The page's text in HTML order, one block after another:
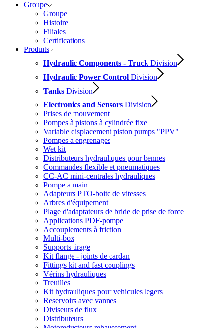
Groupe
Groupe
Histoire
Filiales
Certifications
Produits
Hydraulic Components - Truck Division
Hydraulic Power Control Division
Tanks Division
Electronics and Sensors Division
Prises de mouvement
Pompes à pistons à cylindrée fixe
Variable displacement piston pumps "PPV"
Pompes a engrenages
Wet kit
Distributeurs hydrauliques pour bennes
Commandes flexible et pneumatiques
CC-AC mini-centrales hydrauliques
Pompe a main
Adapteurs PTO-boite de vitesses
Arbres d'équipement
Plage d'adaptateurs de bride de prise de force
Applications PDF-pompe
Accouplements à friction
Multi-box
Supports tirage
Kit flange - joints de cardan
Fittings kit and fast couplings
Vérins hydrauliques
Treuilles
Kit hydrauliques pour vehicules legers
Reservoirs avec vannes
Diviseurs de flux
Distributeurs